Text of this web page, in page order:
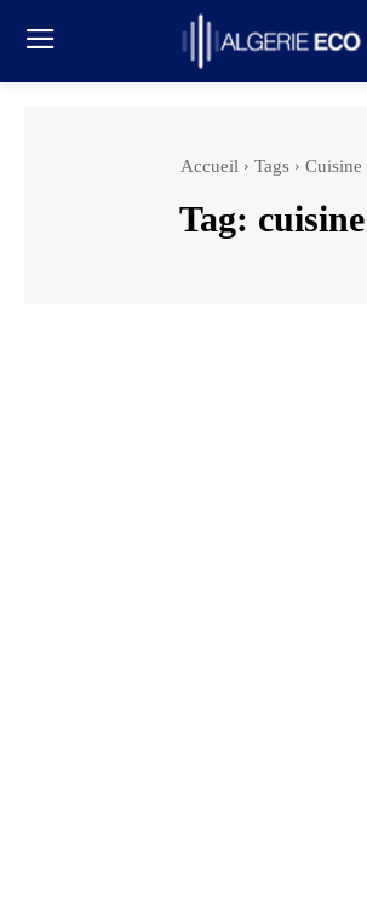
Accueil Tags Cuisine
Tag: cuisine